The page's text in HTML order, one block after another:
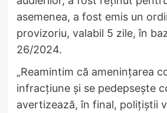
asemenea, a fost emis un
provizoriu, valabil 5 zile, în
26/2024.
„Reamintim că amenințarea
infracțiune și se pedepsește
avertizează, în final, polițiștii